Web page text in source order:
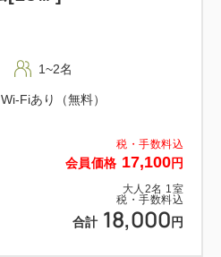
税・手数料込
会員価格 17,100円
大人 2名 1 室
税・手数料込
合計 18,000 円
1~2名
Wi-Fiあり（無料）